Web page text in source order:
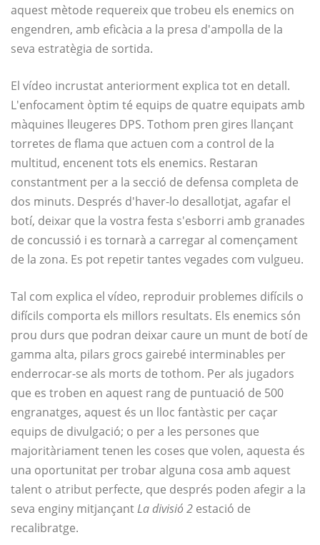
aquest mètode requereix que trobeu els enemics on
engendren, amb eficàcia a la presa d'ampolla de la
seva estratègia de sortida.
El vídeo incrustat anteriorment explica tot en detall.
L'enfocament òptim té equips de quatre equipats amb
màquines lleugeres DPS. Tothom pren gires llançant
torretes de flama que actuen com a control de la
multitud, encenent tots els enemics. Restaran
constantment per a la secció de defensa completa de
dos minuts. Després d'haver-lo desallotjat, agafar el
botí, deixar que la vostra festa s'esborri amb granades
de concussió i es tornarà a carregar al començament
de la zona. Es pot repetir tantes vegades com vulgueu.
Tal com explica el vídeo, reproduir problemes difícils o
difícils comporta els millors resultats. Els enemics són
prou durs que podran deixar caure un munt de botí de
gamma alta, pilars grocs gairebé interminables per
enderrocar-se als morts de tothom. Per als jugadors
que es troben en aquest rang de puntuació de 500
engranatges, aquest és un lloc fantàstic per caçar
equips de divulgació; o per a les persones que
majoritàriament tenen les coses que volen, aquesta és
una oportunitat per trobar alguna cosa amb aquest
talent o atribut perfecte, que després poden afegir a la
seva enginy mitjançantLa divisió 2 estació de
recalibratge.